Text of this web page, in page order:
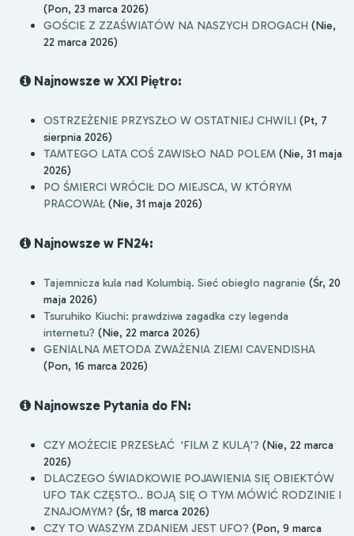
(Pon, 23 marca 2026)
GOŚCIE Z ZZAŚWIATÓW NA NASZYCH DROGACH (Nie,
22 marca 2026)
Najnowsze w XXI Piętro:
OSTRZEŻENIE PRZYSZŁO W OSTATNIEJ CHWILI (Pt, 7
sierpnia 2026)
TAMTEGO LATA COŚ ZAWISŁO NAD POLEM (Nie, 31 maja
2026)
PO ŚMIERCI WRÓCIŁ DO MIEJSCA, W KTÓRYM
PRACOWAŁ (Nie, 31 maja 2026)
Najnowsze w FN24:
Tajemnicza kula nad Kolumbią. Sieć obiegło nagranie (Śr, 20
maja 2026)
Tsuruhiko Kiuchi: prawdziwa zagadka czy legenda
internetu? (Nie, 22 marca 2026)
GENIALNA METODA ZWAŻENIA ZIEMI CAVENDISHA
(Pon, 16 marca 2026)
Najnowsze Pytania do FN:
CZY MOŻECIE PRZESŁAĆ 'FILM Z KULĄ'? (Nie, 22 marca
2026)
DLACZEGO ŚWIADKOWIE POJAWIENIA SIĘ OBIEKTÓW
UFO TAK CZĘSTO.. BOJĄ SIĘ O TYM MÓWIĆ RODZINIE I
ZNAJOMYM? (Śr, 18 marca 2026)
CZY TO WASZYM ZDANIEM JEST UFO? (Pon, 9 marca